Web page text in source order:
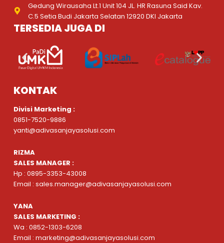
Gedung Wirausaha Lt.1 Unit 104 JL. HR Rasuna Said Kav.
C.5 Setia Budi Jakarta Selatan 12920 DKI Jakarta
TERSEDIA JUGA DI
KONTAK
Divisi Marketing :
0851-7520-9886
yanti@adivasanjayasolusi.com
RIZMA
SALES MANAGER :
Hp : 0895-3353-43008
Email : sales.manager@adivasanjayasolusi.com
YANA
SALES MARKETING :
Wa : 0852-1303-6208
Email : marketing@adivasanjayasolusi.com